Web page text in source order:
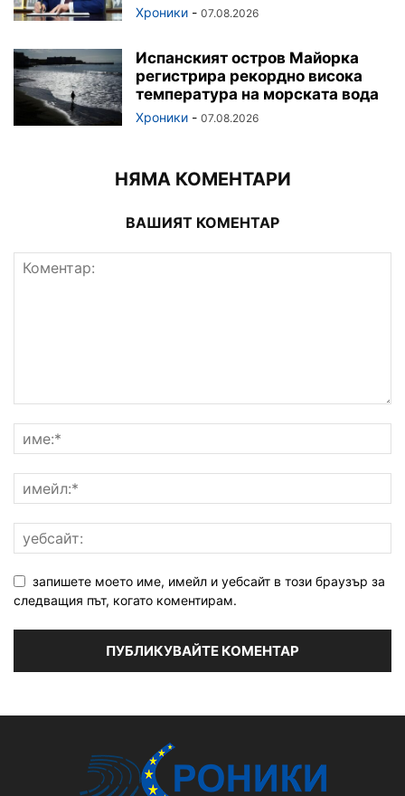
Хроники - 07.08.2026
Испанският остров Майорка
регистрира рекордно висока
температура на морската вода
Хроники - 07.08.2026
НЯМА КОМЕНТАРИ
ВАШИЯТ КОМЕНТАР
запишете моето име, имейл и уебсайт в този браузър за
следващия път, когато коментирам.